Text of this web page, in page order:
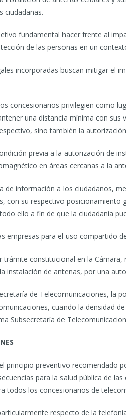
ciudadanas.
fundamental hacer frente al
de las personas en un
incorporadas buscan mitigar el
concesionarios privilegien como
una distancia mínima con
sino también la
previa a la autorización de
en áreas cercanas a la
de información a los ciudadanos,
con su respectivo
ello a fin de que la ciudadanía
empresas para el uso compartido
trámite constitucional en la
instalación de antenas, por una
de Telecomunicaciones, la
cuando la densidad
Subsecretaría de
principio preventivo recomendado
para la salud pública de
todos los concesionarios de
respecto de la